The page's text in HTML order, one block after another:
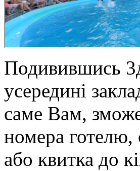
Подивившись
усередині
саме Вам,
номера готелю,
або квитка до